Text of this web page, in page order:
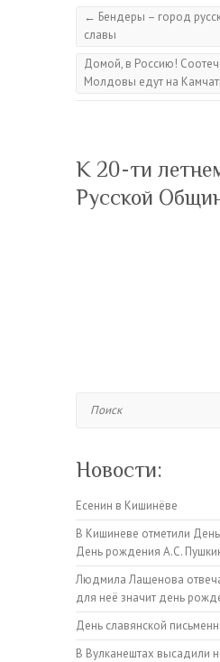
← Бендеры – город
славы
Домой, в Россию!
Молдовы едут на
К 20-ти
Русской
Новости:
Есенин в Кишинёве
В Кишиневе отметили
День рождения А.С.
Людмила Лащенова
для неё значит день
День славянской
В Вулканештах высадили